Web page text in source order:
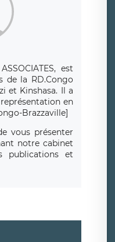
est
de la RD.Congo
et Kinshasa.
Il a
ésentation en
Brazzaville]
vous présenter
notre cabinet
publications et